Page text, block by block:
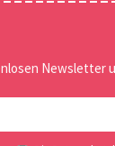
Newsletter